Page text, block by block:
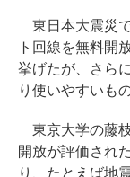
東日本大震災
ト回線を無料開
挙げたが、さら
り使いやすいも
東京大学の藤
開放が評価され
り、たとえば地